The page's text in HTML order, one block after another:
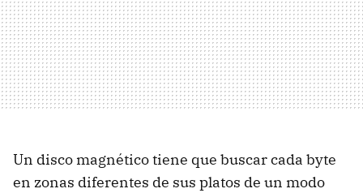
Un disco magnético tiene que buscar cada byte
en zonas diferentes de sus platos de un modo